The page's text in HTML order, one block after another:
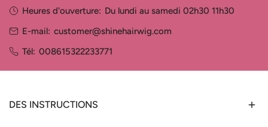
Heures d'ouverture: Du lundi au samedi 02h30 11h30
E-mail: customer@shinehairwig.com
Tél: 008615322233771
DES INSTRUCTIONS